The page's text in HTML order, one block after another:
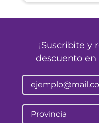
¡Suscribite y
descuento
Provincia